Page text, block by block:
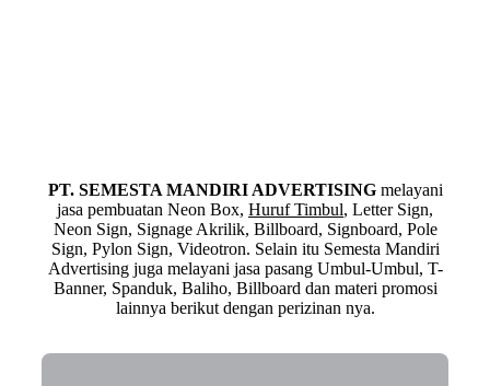
PT. SEMESTA MANDIRI ADVERTISINGmelayani
jasa pembuatan Neon Box, Huruf Timbul, Letter Sign,
Neon Sign, Signage Akrilik, Billboard, Signboard, Pole
Sign, Pylon Sign, Videotron. Selain itu Semesta Mandiri
Advertising juga melayani jasa pasang Umbul-Umbul, T-
Banner, Spanduk, Baliho, Billboard dan materi promosi
lainnya berikut dengan perizinan nya.